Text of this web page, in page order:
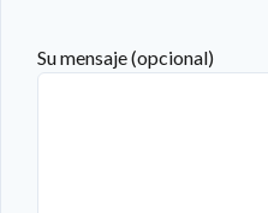
Su mensaje (opcional)